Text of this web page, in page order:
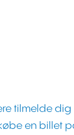
tilmelde
en billet